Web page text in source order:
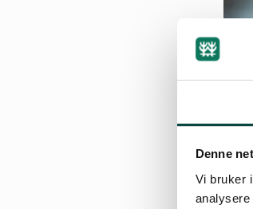
Denne
Vi bruker